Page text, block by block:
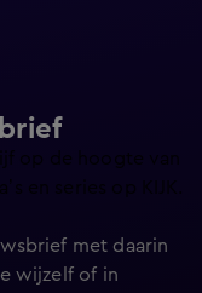
op de hoogte van
en series op KIJK.
met daarin
wijzelf of in